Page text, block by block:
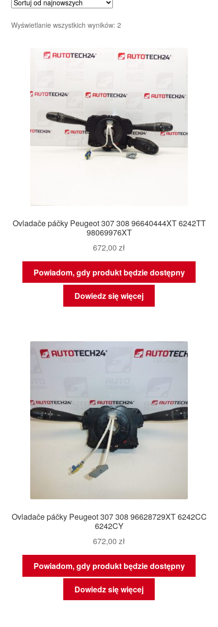
Wyświetlanie wszystkich wyników: 2Posortowane
Ovladače páčky Peugeot 307 308 96640444XT 6242TT
98069976XT
672,00 zł
Powiadom, gdy produkt będzie dostępny
Dowiedz się więcej
Ovladače páčky Peugeot 307 308 96628729XT 6242CC
6242CY
672,00 zł
Powiadom, gdy produkt będzie dostępny
Dowiedz się więcej